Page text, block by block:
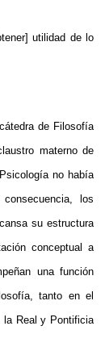
utilidad de lo
de Filosofía
materno de
no había
los
su estructura
conceptual a
una función
tanto en el
la Real y Pontificia